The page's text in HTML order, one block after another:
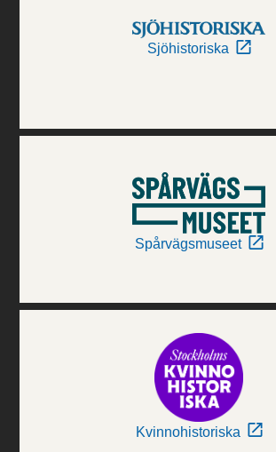
Sjöhistoriska
Spårvägsmuseet
Kvinnohistoriska